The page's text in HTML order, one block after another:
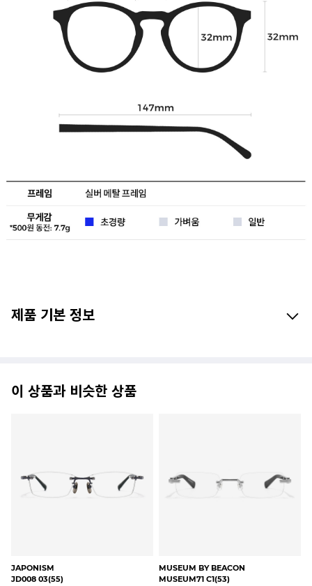
제품 기본 정보
이 상품과 비슷한 상품
JAPONISM
JD008 03(55)
MUSEUM BY BEACON
MUSEUM71 C1(53)